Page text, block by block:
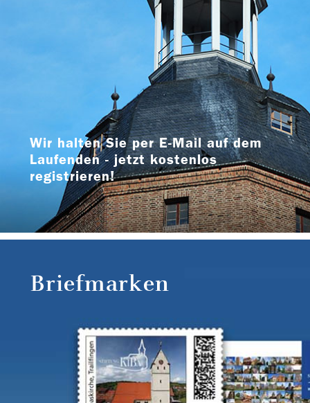
Wir halten Sie per E-Mail auf dem
Laufenden - jetzt kostenlos
registrieren!
Briefmarken